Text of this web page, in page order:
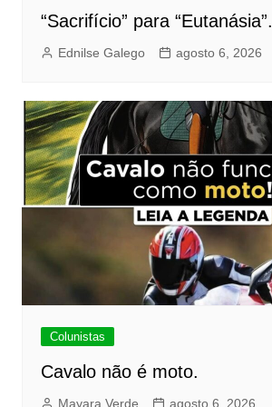
“Sacrifício” para “Eutanásia”.
Ednilse Galego agosto 6, 2026
Colunistas
Cavalo não é moto.
Mayara Verde agosto 6, 2026